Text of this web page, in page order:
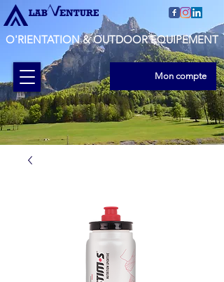
O'RIENTATION & OUTDOOR EQUIPEMENT
Mon compte